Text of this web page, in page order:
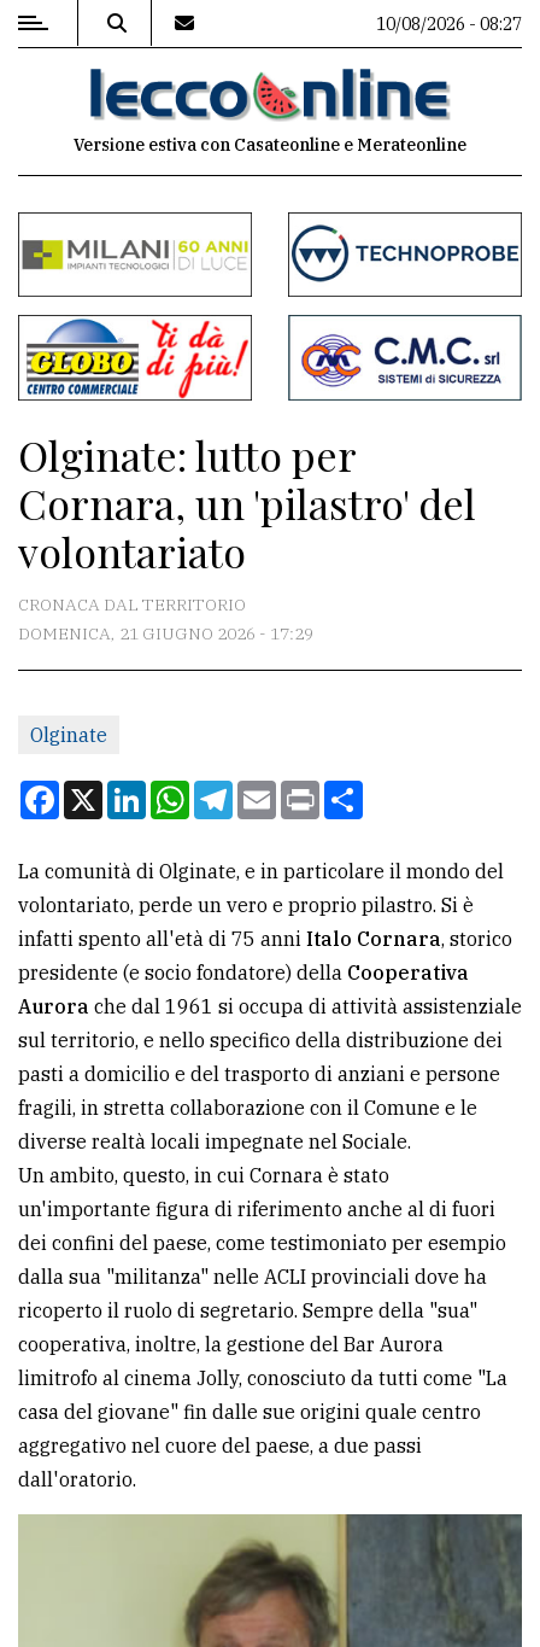
MENU
commenti
Contenuti
del
sito
Meteo
CONTATTI
La
redazione
Per
tua
CERCA
Cerca
per
comune
Ricerca
avanzata
LE
ALTRE
TESTATE
PRIVACY
Privacy
10/08/2026 - 08:27
Versione estiva con Casateonline e Merateonline
Olginate: lutto per
Cornara, un 'pilastro' del
volontariato
CRONACA DAL TERRITORIO
DOMENICA, 21 GIUGNO 2026 - 17:29
Olginate
Facebook
X LinkedInWhatsApp
Telegram
EmailPrint
La comunità di Olginate, e in particolare il mondo del
volontariato, perde un vero e proprio pilastro. Si è
infatti spento all'età di 75 anni Italo Cornara, storico
presidente (e socio fondatore) della Cooperativa
Aurora che dal 1961 si occupa di attività assistenziale
sul territorio, e nello specifico della distribuzione dei
pasti a domicilio e del trasporto di anziani e persone
fragili, in stretta collaborazione con il Comune e le
diverse realtà locali impegnate nel Sociale.
Un ambito, questo, in cui Cornara è stato
un'importante figura di riferimento anche al di fuori
dei confini del paese, come testimoniato per esempio
dalla sua "militanza" nelle ACLI provinciali dove ha
ricoperto il ruolo di segretario. Sempre della "sua"
cooperativa, inoltre, la gestione del Bar Aurora
limitrofo al cinema Jolly, conosciuto da tutti come "La
casa del giovane" fin dalle sue origini quale centro
aggregativo nel cuore del paese, a due passi
dall'oratorio.